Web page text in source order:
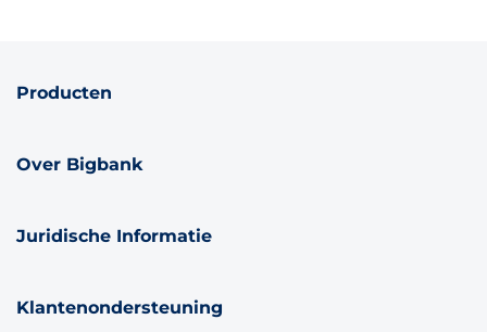
Producten
Over Bigbank
Juridische Informatie
Klantenondersteuning